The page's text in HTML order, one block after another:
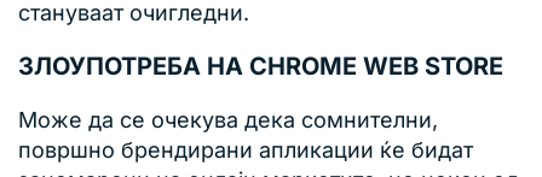
стануваат очигледни.
ЗЛОУПОТРЕБА НА CHROME WEB STORE
Може да се очекува дека сомнителни,
површно брендирани апликации ќе бидат